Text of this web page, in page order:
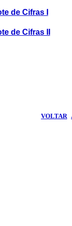
de Cifras I
de Cifras II
VOLTAR|